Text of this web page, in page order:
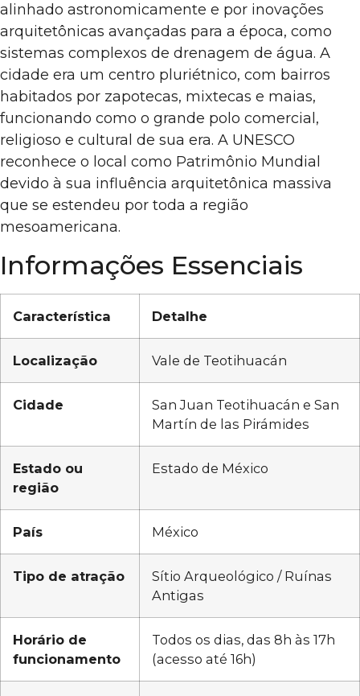
alinhado astronomicamente e por inovações
arquitetônicas avançadas para a época, como
sistemas complexos de drenagem de água. A
cidade era um centro pluriétnico, com bairros
habitados por zapotecas, mixtecas e maias,
funcionando como o grande polo comercial,
religioso e cultural de sua era. A UNESCO
reconhece o local como Patrimônio Mundial
devido à sua influência arquitetônica massiva
que se estendeu por toda a região
mesoamericana.
Informações Essenciais
Característica Detalhe
Localização Vale de Teotihuacán
Cidade
San Juan Teotihuacán e San
Martín de las Pirámides
Estado ou
região
Estado de México
País México
Tipo de atração
Sítio Arqueológico / Ruínas
Antigas
Horário de
funcionamento
Todos os dias, das 8h às 17h
(acesso até 16h)